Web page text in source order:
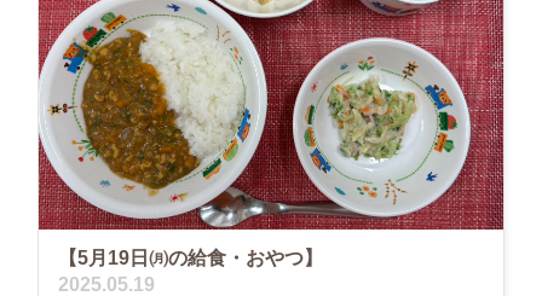
【5月19日㈪の給食・おやつ】
2025.05.19